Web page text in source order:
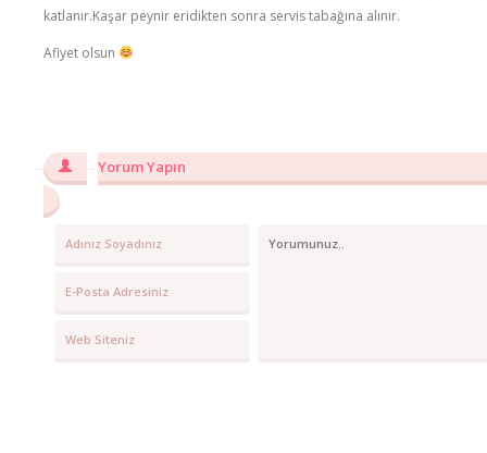
katlanır.Kaşar peynir eridikten sonra servis tabağına alınır.
Afiyet olsun
Yorum Yapın